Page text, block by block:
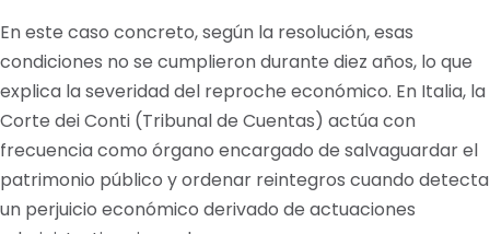
En este caso concreto, según la resolución, esas
condiciones no se cumplieron durante diez años, lo que
explica la severidad del reproche económico. En Italia, la
Corte dei Conti (Tribunal de Cuentas) actúa con
frecuencia como órgano encargado de salvaguardar el
patrimonio público y ordenar reintegros cuando detecta
un perjuicio económico derivado de actuaciones